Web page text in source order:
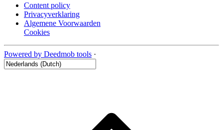
Content policy
Privacyverklaring
Algemene Voorwaarden
Cookies
Powered by Deedmob tools ·